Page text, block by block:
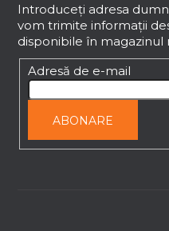
Introduceţi adresa
vom trimite informaţii
disponibile în magazinul
Adresă de e-mail
ABONARE